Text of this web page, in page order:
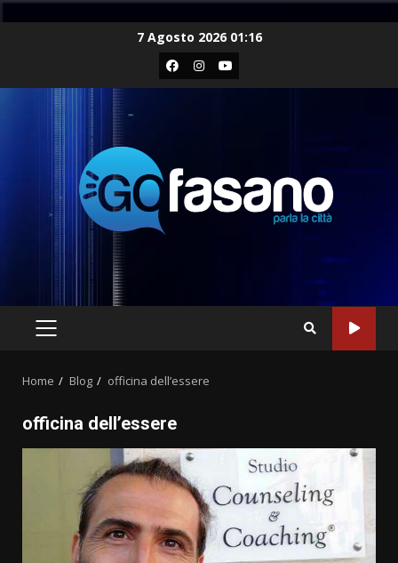
7 Agosto 2026 01:16
Facebook
Instagram
Youtube
PRIMARY
Home Blog officina dell’essere
officina dell’essere